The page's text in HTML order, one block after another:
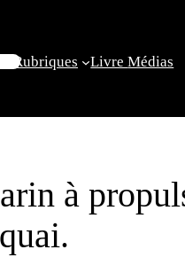
Rubriques LivreMédias
à